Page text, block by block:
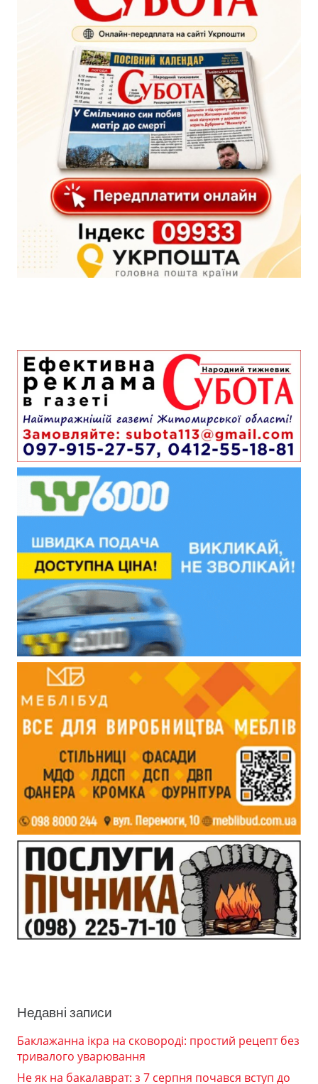
Недавні записи
Баклажанна ікра на сковороді: простий рецепт без
тривалого уварювання
Не як на бакалаврат: з 7 серпня почався вступ до